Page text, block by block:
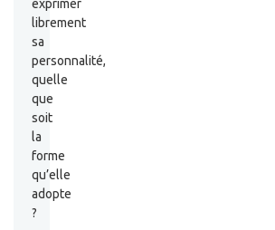
exprimer
librement
sa
personnalité,
quelle
que
soit
la
forme
qu’elle
adopte
?